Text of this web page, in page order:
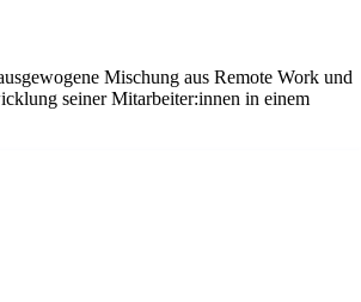
Mischung aus Remote Work und
seiner Mitarbeiter:innen in einem